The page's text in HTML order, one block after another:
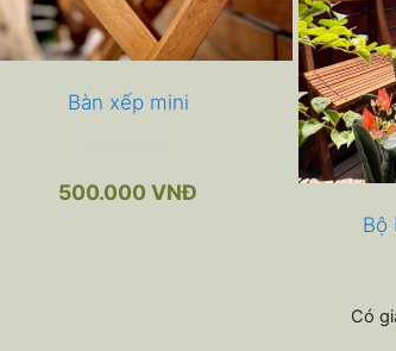
Bàn xếp mini
n
g
500.000 VNĐ
Bộ
Có